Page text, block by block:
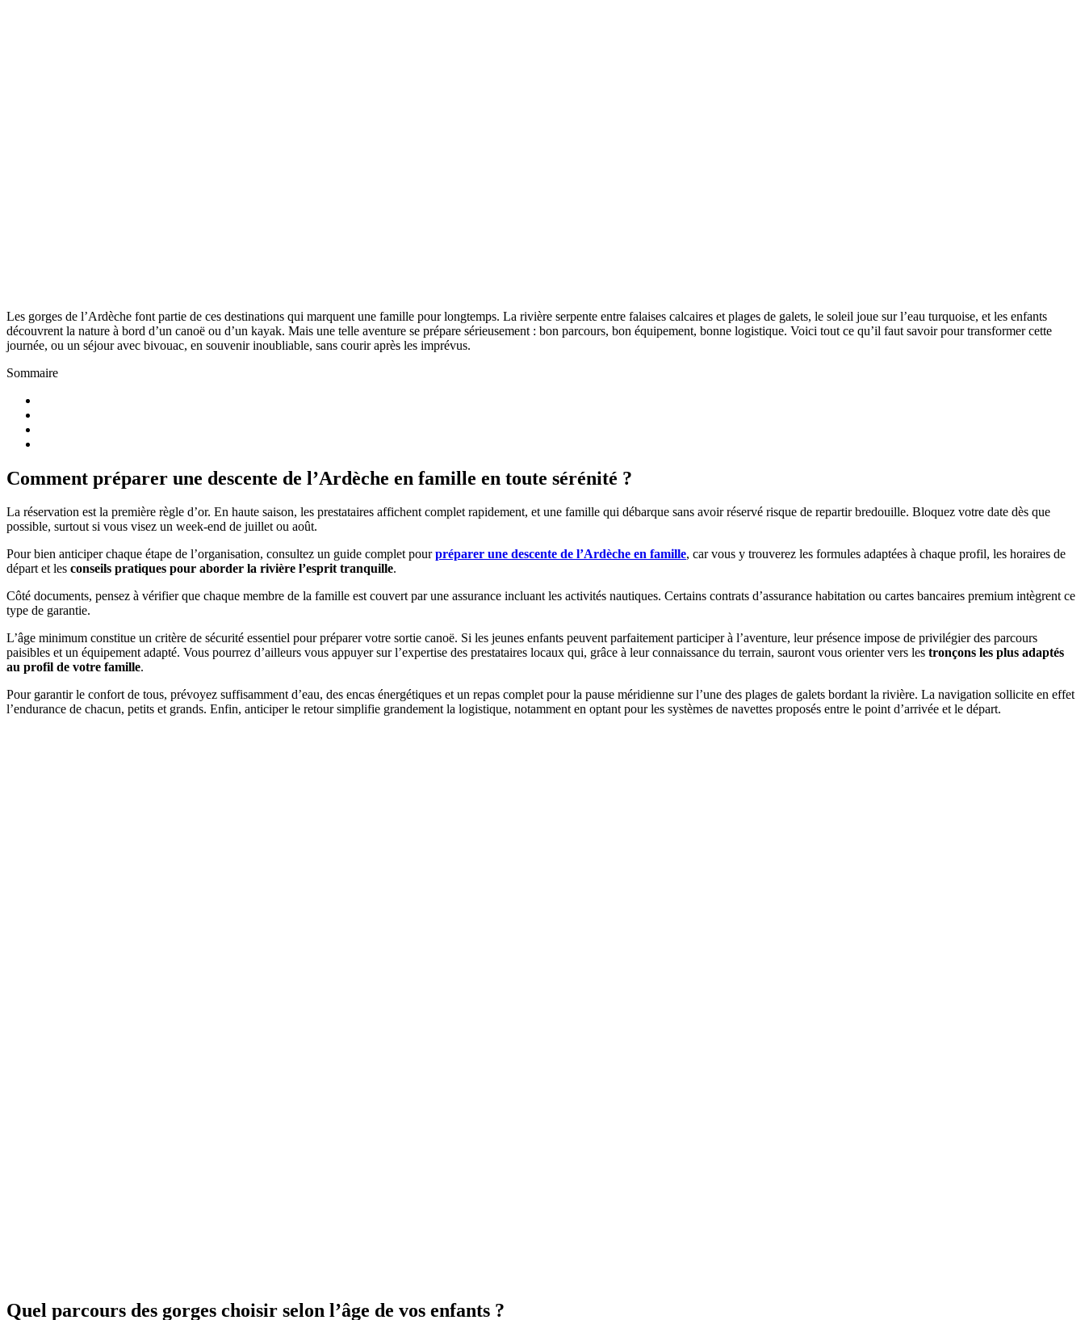
Les gorges de l’Ardèche font partie de ces destinations qui marquent une famille pour longtemps. La rivière serpente entre falaises calcaires et plages de galets, le soleil joue sur l’eau turquoise, et les enfants
découvrent la nature à bord d’un canoë ou d’un kayak. Mais une telle aventure se prépare sérieusement : bon parcours, bon équipement, bonne logistique. Voici tout ce qu’il faut savoir pour transformer cette
journée, ou un séjour avec bivouac, en souvenir inoubliable, sans courir après les imprévus.
Sommaire
Comment préparer une descente de l’Ardèche en famille en toute sérénité ?
La réservation est la première règle d’or. En haute saison, les prestataires affichent complet rapidement, et une famille qui débarque sans avoir réservé risque de repartir bredouille. Bloquez votre date dès que
possible, surtout si vous visez un week-end de juillet ou août.
Pour bien anticiper chaque étape de l’organisation, consultez un guide complet pourpréparer une descente de l’Ardèche en famille, car vous y trouverez les formules adaptées à chaque profil, les horaires de
départ et les conseils pratiques pour aborder la rivière l’esprit tranquille.
Côté documents, pensez à vérifier que chaque membre de la famille est couvert par une assurance incluant les activités nautiques. Certains contrats d’assurance habitation ou cartes bancaires premium intègrent ce
type de garantie.
L’âge minimum constitue un critère de sécurité essentiel pour préparer votre sortie canoë. Si les jeunes enfants peuvent parfaitement participer à l’aventure, leur présence impose de privilégier des parcours
paisibles et un équipement adapté. Vous pourrez d’ailleurs vous appuyer sur l’expertise des prestataires locaux qui, grâce à leur connaissance du terrain, sauront vous orienter vers les tronçons les plus adaptés
au profil de votre famille.
Pour garantir le confort de tous, prévoyez suffisamment d’eau, des encas énergétiques et un repas complet pour la pause méridienne sur l’une des plages de galets bordant la rivière. La navigation sollicite en effet
l’endurance de chacun, petits et grands. Enfin, anticiper le retour simplifie grandement la logistique, notamment en optant pour les systèmes de navettes proposés entre le point d’arrivée et le départ.
Quel parcours des gorges choisir selon l’âge de vos enfants ?